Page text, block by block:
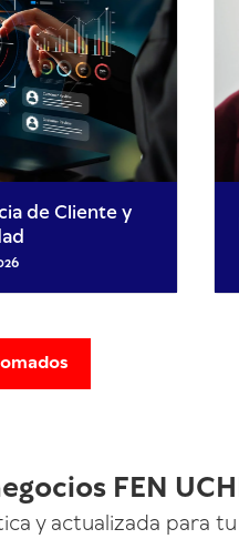
de Cliente y
FEN
y actualizada para